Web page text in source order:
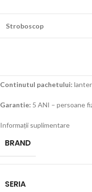
Stroboscop
Continutul pachetului:
Garantie: 5 ANI – persoane
Informații suplimentare
BRAND
SERIA